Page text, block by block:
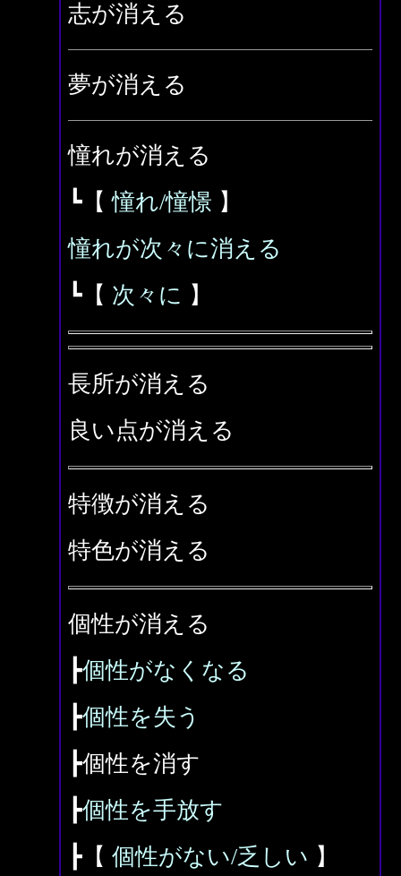
志が消える
夢が消える
憧れが消える
┗【憧れ/憧憬 】
憧れが次々に消える
┗【 次々に 】
長所が消える
良い点が消える
特徴が消える
特色が消える
個性が消える
┣個性がなくなる
┣個性を失う
┣個性を消す
┣個性を手放す
┣【 個性がない/乏しい 】